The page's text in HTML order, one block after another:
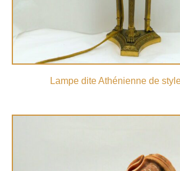
Lampe dite Athénienne de